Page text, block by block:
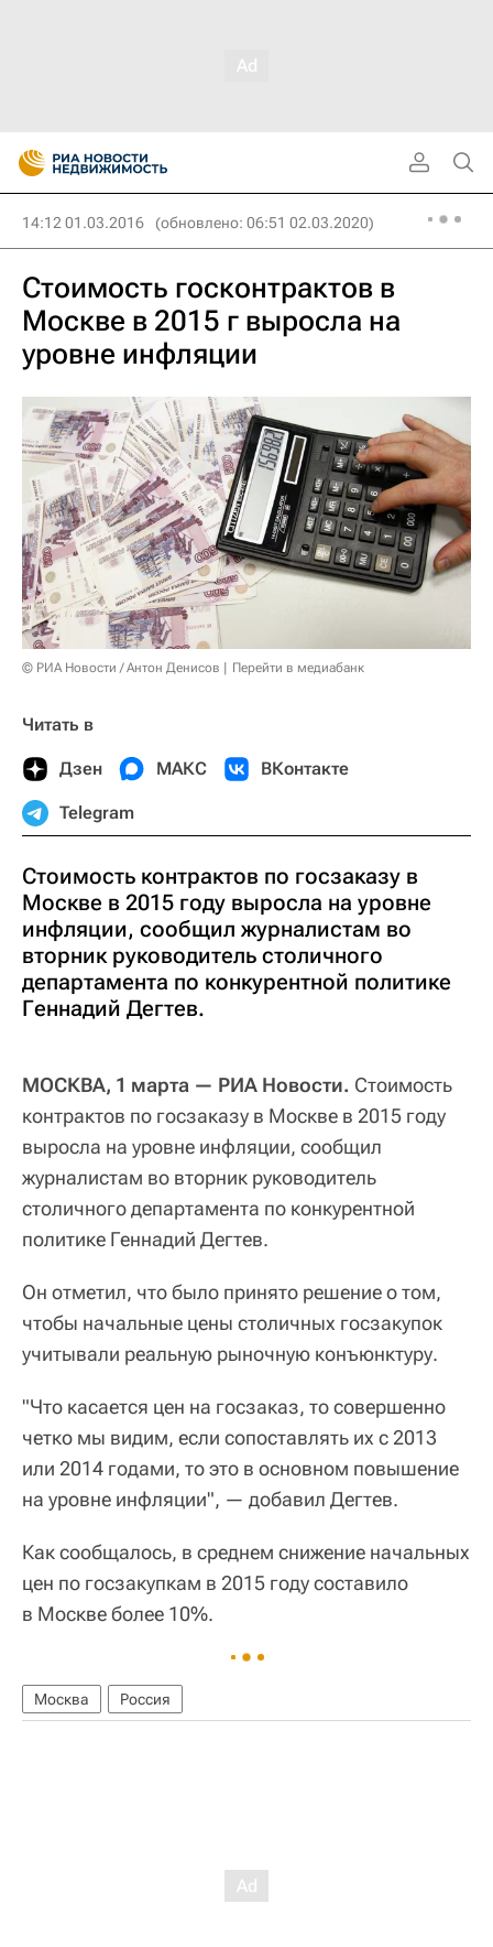
14:12 01.03.2016 (обновлено: 06:51 02.03.2020)
Стоимость госконтрактов в
Москве в 2015 г выросла на
уровне инфляции
© РИА Новости / Антон Денисов Перейти в медиабанк
Читать в
Дзен МАКС ВКонтакте
Telegram
Стоимость контрактов по госзаказу в
Москве в 2015 году выросла на уровне
инфляции, сообщил журналистам во
вторник руководитель столичного
департамента по конкурентной политике
Геннадий Дегтев.
МОСКВА, 1 марта — РИА Новости. Стоимость
контрактов по госзаказу в Москве в 2015 году
выросла на уровне инфляции, сообщил
журналистам во вторник руководитель
столичного департамента по конкурентной
политике Геннадий Дегтев.
Он отметил, что было принято решение о том,
чтобы начальные цены столичных госзакупок
учитывали реальную рыночную конъюнктуру.
"Что касается цен на госзаказ, то совершенно
четко мы видим, если сопоставлять их с 2013
или 2014 годами, то это в основном повышение
на уровне инфляции", — добавил Дегтев.
Как сообщалось, в среднем снижение начальных
цен по госзакупкам в 2015 году составило
в Москве более 10%.
Москва Россия